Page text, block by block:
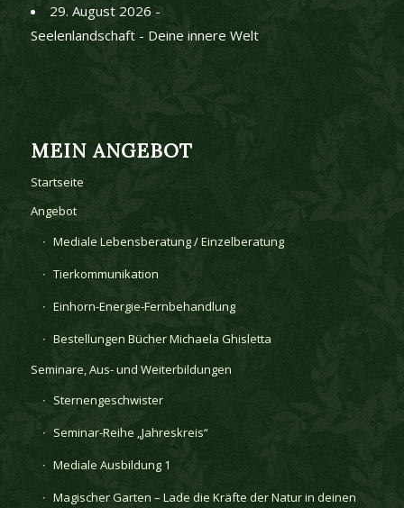
29. August 2026 -
Seelenlandschaft - Deine innere Welt
MEIN ANGEBOT
Startseite
Angebot
Mediale Lebensberatung / Einzelberatung
Tierkommunikation
Einhorn-Energie-Fernbehandlung
Bestellungen Bücher Michaela Ghisletta
Seminare, Aus- und Weiterbildungen
Sternengeschwister
Seminar-Reihe „Jahreskreis“
Mediale Ausbildung 1
Magischer Garten – Lade die Kräfte der Natur in deinen